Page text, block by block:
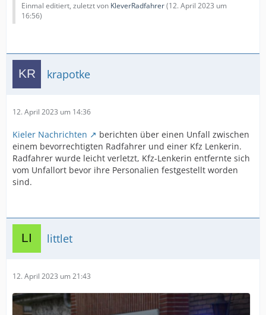
Einmal editiert, zuletzt von KleverRadfahrer(12. April 2023 um
16:56)
krapotke
12. April 2023 um 14:36
Kieler Nachrichten
berichten über einen Unfall zwischen
einem bevorrechtigten Radfahrer und einer Kfz Lenkerin.
Radfahrer wurde leicht verletzt, Kfz-Lenkerin entfernte sich
vom Unfallort bevor ihre Personalien festgestellt worden
sind.
littlet
12. April 2023 um 21:43